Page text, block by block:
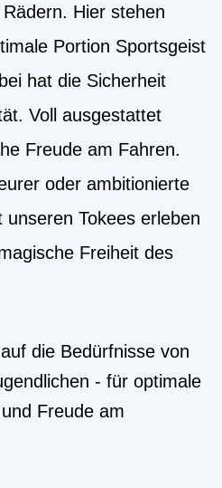
Hier stehen
Portion Sportsgeist
hat die Sicherheit
Voll ausgestattet
Freude am Fahren.
oder ambitionierte
Tokees erleben
Freiheit des
die Bedürfnisse von
- für optimale
Freude am